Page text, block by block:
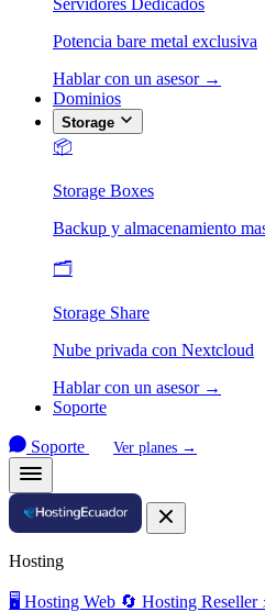
Servidores Dedicados
Potencia bare metal exclusiva
Hablar con un asesor →
Dominios
Storage
📦
Storage Boxes
Backup y almacenamiento
🗂️
Storage Share
Nube privada con Nextcloud
Hablar con un asesor →
Soporte
Soporte Ver planes →
Hosting
🖥️ Hosting Web 🔄 Hosting Reseller